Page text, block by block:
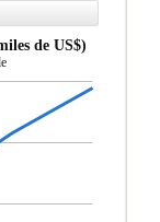
de US$)